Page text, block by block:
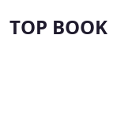
TOP BOOK